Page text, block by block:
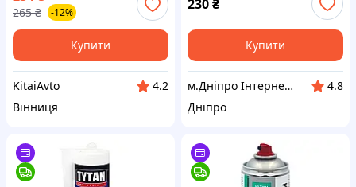
древесины, МДФ, ДСП,
фанер
265 ₴ -12%
Купити
KitaiAvto
4.2
Вінниця
230₴
Купити
м.Дніпро Інтернет-магазин матеріалів
4.8
Дніпро